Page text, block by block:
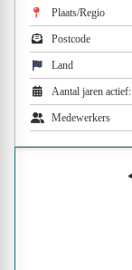
Plaats/Regio
Postcode
Land
Aantal jaren actief:
Medewerkers